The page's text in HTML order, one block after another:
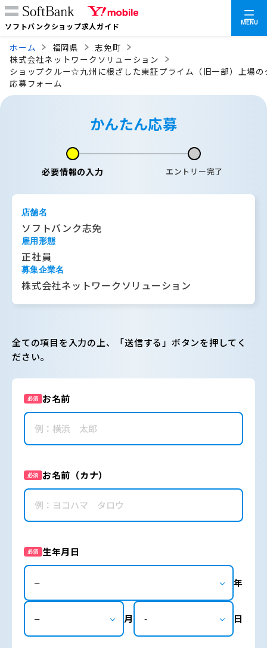
ソフトバンクショップ求人ガイド MENU
ホーム 福岡県
志免町
株式会社ネットワークソリューション
ショップクルー☆九州に根ざした東証プライム（旧一部）上場
応募フォーム
かんたん応募
必要情報の入力 エントリー完了
店舗名
ソフトバンク志免
雇用形態
正社員
募集企業名
株式会社ネットワークソリューション
全ての項目を入力の上、「送信する」ボタンを押してく
ださい。
必須 お名前
必須 お名前（カナ）
必須 生年月日
年
月 日